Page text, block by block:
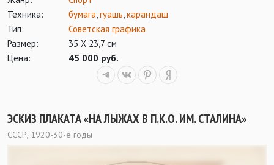
Техника:
бумага,гуашь,карандаш
Тип:
Советская графика
Размер:
35 Х 23,7 см
Цена:
45 000 руб.
ЭСКИЗ ПЛАКАТА «НА ЛЫЖАХ В П.К.О. ИМ. СТАЛИНА»
СССР, 1920-30-е годы